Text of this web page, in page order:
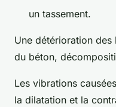
un tassement.
Une détérioration
du béton,
Les vibrations
la dilatation et la